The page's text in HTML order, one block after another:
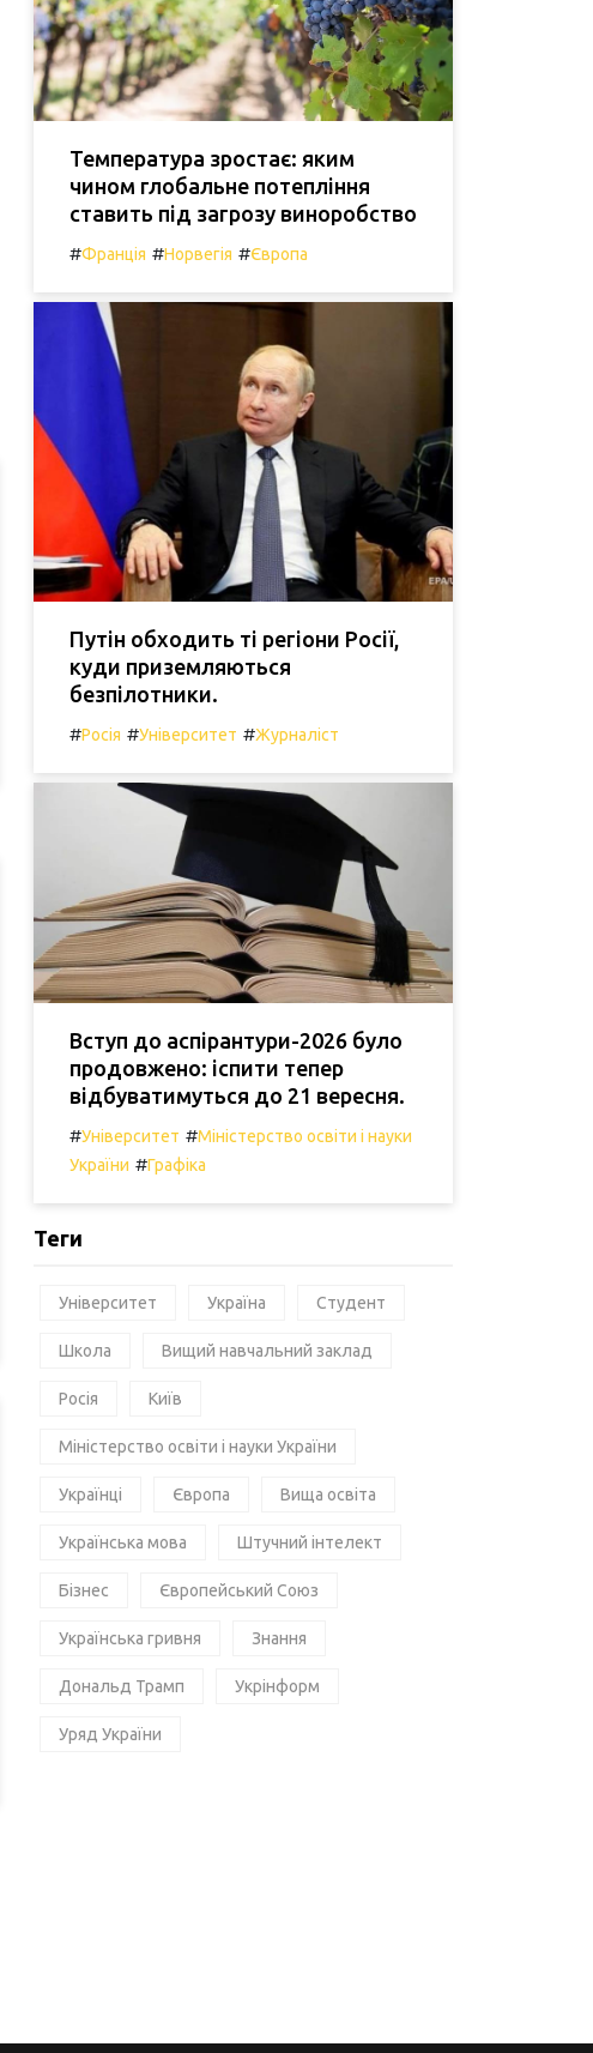
Температура зростає: яким
чином глобальне потепління
ставить під загрозу виноробство
#Франція #Норвегія #Європа
Путін обходить ті регіони Росії,
куди приземляються
безпілотники.
#Росія #Університет #Журналіст
Вступ до аспірантури-2026 було
продовжено: іспити тепер
відбуватимуться до 21 вересня.
#Університет #Міністерство освіти і науки
України #Графіка
Теги
Університет Україна Студент
Школа Вищий навчальний заклад
Росія Київ
Міністерство освіти і науки України
Українці Європа Вища освіта
Українська мова Штучний інтелект
Бізнес Європейський Союз
Українська гривня Знання
Дональд Трамп Укрінформ
Уряд України